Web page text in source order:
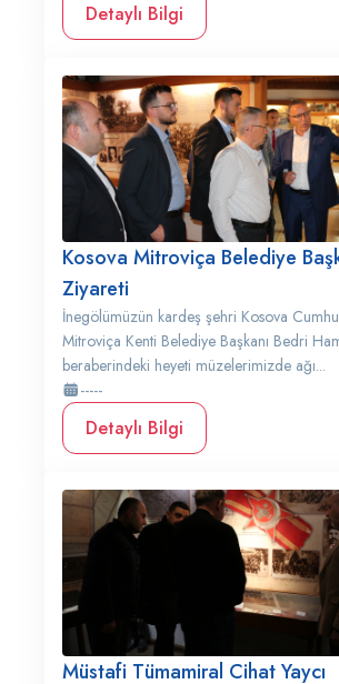
Detaylı Bilgi
Kosova Mitroviça Belediye
Ziyareti
İnegölümüzün kardeş şehri Kosova
Mitroviça Kenti Belediye Başkanı Bedri
beraberindeki heyeti müzelerimizde ağı...
-----
Detaylı Bilgi
Müstafi Tümamiral Cihat Yaycı